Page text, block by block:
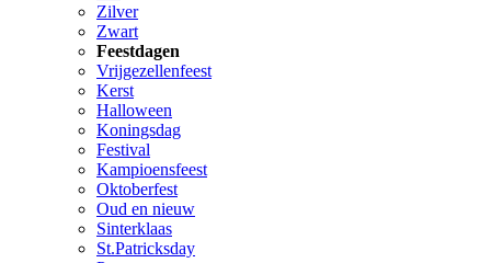
Zilver
Zwart
Feestdagen
Vrijgezellenfeest
Kerst
Halloween
Koningsdag
Festival
Kampioensfeest
Oktoberfest
Oud en nieuw
Sinterklaas
St.Patricksday